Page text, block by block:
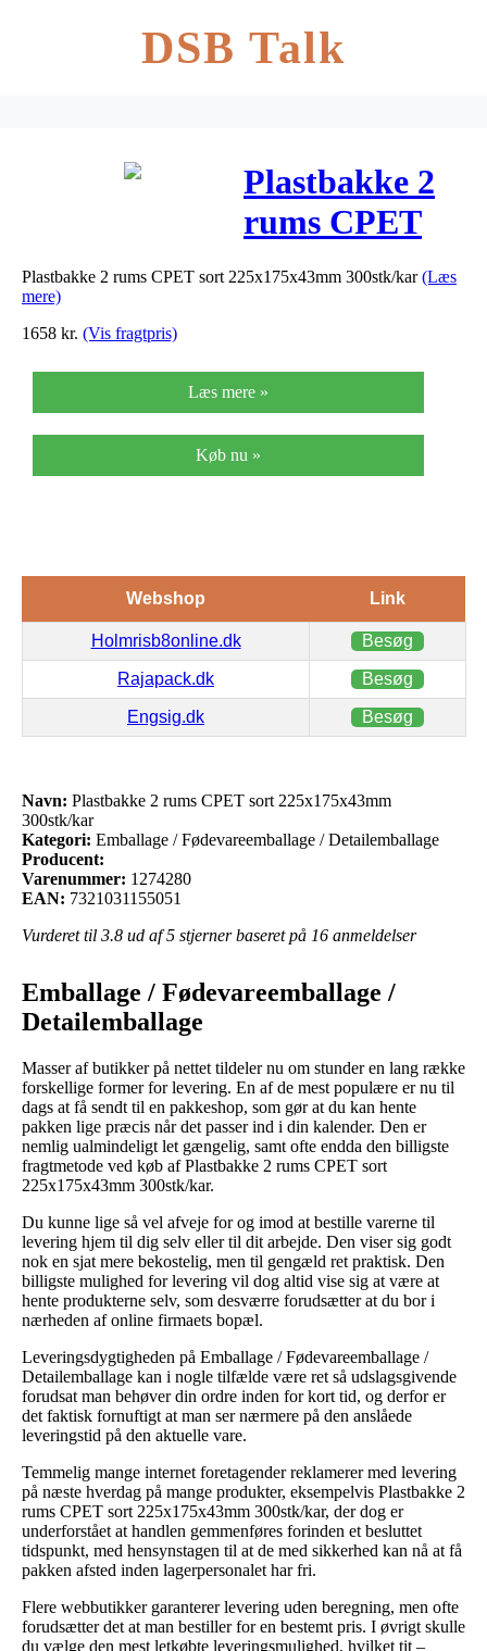
DSB Talk
Plastbakke 2
rums CPET
sort
Plastbakke 2 rums CPET sort 225x175x43mm 300stk/kar(Læs
mere)
1658 kr. (Vis fragtpris)
Læs mere »
Køb nu »
Webshop Link
Holmrisb8online.dk Besøg
Rajapack.dk Besøg
Engsig.dk Besøg
Navn: Plastbakke 2 rums CPET sort 225x175x43mm
300stk/kar
Kategori: Emballage / Fødevareemballage / Detailemballage
Producent:
Varenummer: 1274280
EAN: 7321031155051
Vurderet til 3.8 ud af 5 stjerner baseret på 16 anmeldelser
Emballage / Fødevareemballage /
Detailemballage
Masser af butikker på nettet tildeler nu om stunder en lang række
forskellige former for levering. En af de mest populære er nu til
dags at få sendt til en pakkeshop, som gør at du kan hente
pakken lige præcis når det passer ind i din kalender. Den er
nemlig ualmindeligt let gængelig, samt ofte endda den billigste
fragtmetode ved køb af Plastbakke 2 rums CPET sort
225x175x43mm 300stk/kar.
Du kunne lige så vel afveje for og imod at bestille varerne til
levering hjem til dig selv eller til dit arbejde. Den viser sig godt
nok en sjat mere bekostelig, men til gengæld ret praktisk. Den
billigste mulighed for levering vil dog altid vise sig at være at
hente produkterne selv, som desværre forudsætter at du bor i
nærheden af online firmaets bopæl.
Leveringsdygtigheden på Emballage / Fødevareemballage /
Detailemballage kan i nogle tilfælde være ret så udslagsgivende
forudsat man behøver din ordre inden for kort tid, og derfor er
det faktisk fornuftigt at man ser nærmere på den anslåede
leveringstid på den aktuelle vare.
Temmelig mange internet foretagender reklamerer med levering
på næste hverdag på mange produkter, eksempelvis Plastbakke 2
rums CPET sort 225x175x43mm 300stk/kar, der dog er
underforstået at handlen gemmenføres forinden et besluttet
tidspunkt, med hensynstagen til at de med sikkerhed kan nå at få
pakken afsted inden lagerpersonalet har fri.
Flere webbutikker garanterer levering uden beregning, men ofte
forudsætter det at man bestiller for en bestemt pris. I øvrigt skulle
du vælge den mest letkøbte leveringsmulighed, hvilket tit –